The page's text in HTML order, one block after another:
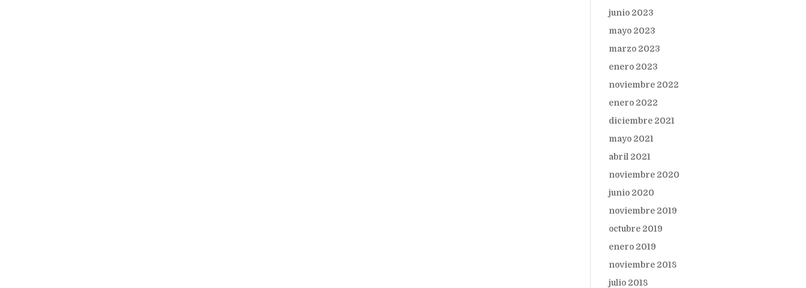
junio 2023
mayo 2023
marzo 2023
enero 2023
noviembre 2022
enero 2022
diciembre 2021
mayo 2021
abril 2021
noviembre 2020
junio 2020
noviembre 2019
octubre 2019
enero 2019
noviembre 2018
julio 2018